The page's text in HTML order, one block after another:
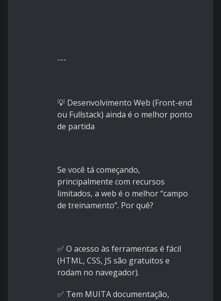
---
💡 Desenvolvimento Web (Front-end
ou Fullstack) ainda é o melhor ponto
de partida
Se você tá começando,
principalmente com recursos
limitados, a web é o melhor “campo
de treinamento”. Por quê?
✅ O acesso às ferramentas é fácil
(HTML, CSS, JS são gratuitos e
rodam no navegador).
✅ Tem MUITA documentação,